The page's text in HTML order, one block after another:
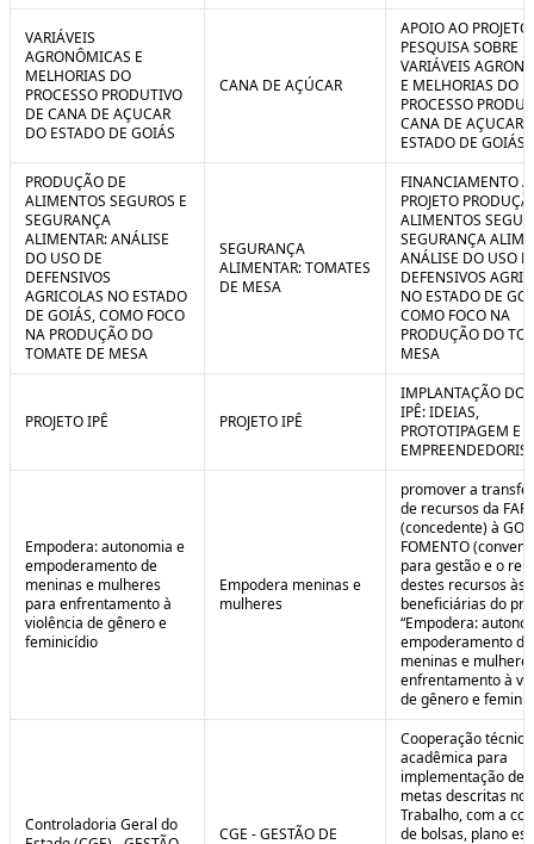
VARIÁVEIS
AGRONÔMICAS E
MELHORIAS DO
PROCESSO PRODUTIVO
DE CANA DE AÇUCAR
DO ESTADO DE GOIÁS
CANA DE AÇÚCAR
APOIO AO
PESQUISA SOBRE
VARIÁVEIS
E MELHORIAS DO
PROCESSO
CANA DE AÇUCAR
ESTADO DE GOIÁS
PRODUÇÃO DE
ALIMENTOS SEGUROS E
SEGURANÇA
ALIMENTAR: ANÁLISE
DO USO DE
DEFENSIVOS
AGRICOLAS NO ESTADO
DE GOIÁS, COMO FOCO
NA PRODUÇÃO DO
TOMATE DE MESA
SEGURANÇA
ALIMENTAR: TOMATES
DE MESA
FINANCIAMENTO
PROJETO
ALIMENTOS
SEGURANÇA
ANÁLISE DO USO
DEFENSIVOS
NO ESTADO DE
COMO FOCO NA
PRODUÇÃO DO
MESA
PROJETO IPÊ PROJETO IPÊ
IMPLANTAÇÃO DO
IPÊ: IDEIAS,
PROTOTIPAGEM E
Empodera: autonomia e
empoderamento de
meninas e mulheres
para enfrentamento à
violência de gênero e
feminicídio
Empodera meninas e
mulheres
promover a
de recursos da
(concedente) à
FOMENTO
para gestão e o
destes recursos às
beneficiárias do
“Empodera:
empoderamento de
meninas e
enfrentamento à
de gênero e
Controladoria Geral do
CGE - GESTÃO DE
Cooperação
acadêmica para
implementação de
metas descritas no
Trabalho, com a
de bolsas, plano